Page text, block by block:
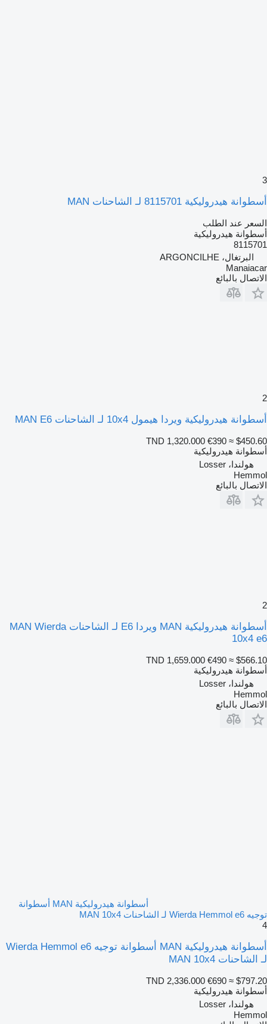
3
أسطوانة هيدروليكية 8115701 لـ الشاحنات MAN
السعر عند الطلب
أسطوانة هيدروليكية
8115701
البرتغال، ARGONCILHE
Manaiacar
الاتصال بالبائع
2
أسطوانة هيدروليكية ويردا هيمول 10x4 لـ الشاحنات MAN E6
TND 1,320.000 €390 ≈ $450.60
أسطوانة هيدروليكية
هولندا، Losser
Hemmol
الاتصال بالبائع
2
أسطوانة هيدروليكية MAN ويردا E6 لـ الشاحنات MAN Wierda
10x4 e6
TND 1,659.000 €490 ≈ $566.10
أسطوانة هيدروليكية
هولندا، Losser
Hemmol
الاتصال بالبائع
أسطوانة هيدروليكية MAN أسطوانة
توجيه Wierda Hemmol e6 لـ الشاحنات MAN 10x4
4
أسطوانة هيدروليكية MAN أسطوانة توجيه Wierda Hemmol e6
لـ الشاحنات MAN 10x4
TND 2,336.000 €690 ≈ $797.20
أسطوانة هيدروليكية
هولندا، Losser
Hemmol